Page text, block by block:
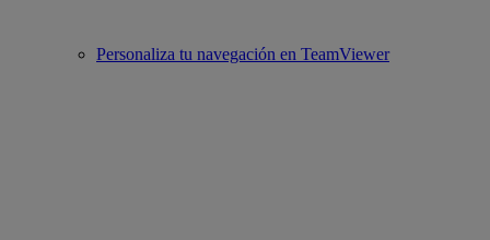
Personaliza tu navegación en TeamViewer